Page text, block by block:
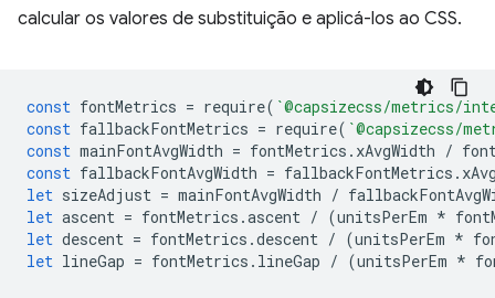
calcular os valores de substituição e aplicá-los ao CSS.
const fontMetrics = require( `@capsizecss/metrics/
const fallbackFontMetrics = require( `@capsizecss/
const mainFontAvgWidth = fontMetrics . xAvgWidth /
const fallbackFontAvgWidth = fallbackFontMetrics .
let sizeAdjust = mainFontAvgWidth /
let ascent = fontMetrics .ascent / (unitsPerEm *
let descent = fontMetrics .descent / (unitsPerEm *
let lineGap = fontMetrics . lineGap / (unitsPerEm *